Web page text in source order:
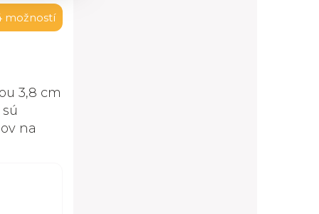
možností
3,8 cm
na